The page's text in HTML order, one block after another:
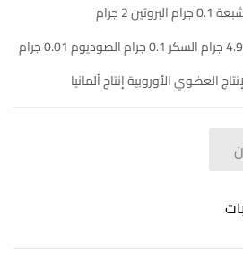
جرام
البروتين 2 جرام
السكر 0.1 جرام
الصوديوم 0.01 جرام
العضوي الأوروبيةإنتاج ألمانيا